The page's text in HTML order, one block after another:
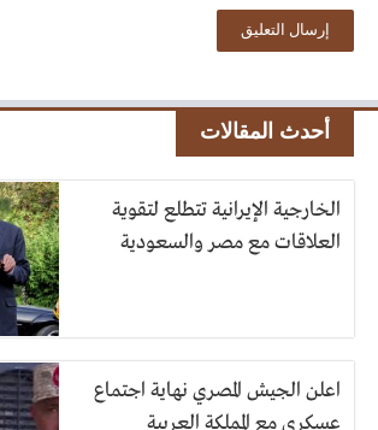
أحدث المقالات
الخارجية الإيرانية تتطلع لتقوية
العلاقات مع مصر والسعودية
اعلن الجيش المصري نهاية اجتماع
عسكري مع المملكة العربية